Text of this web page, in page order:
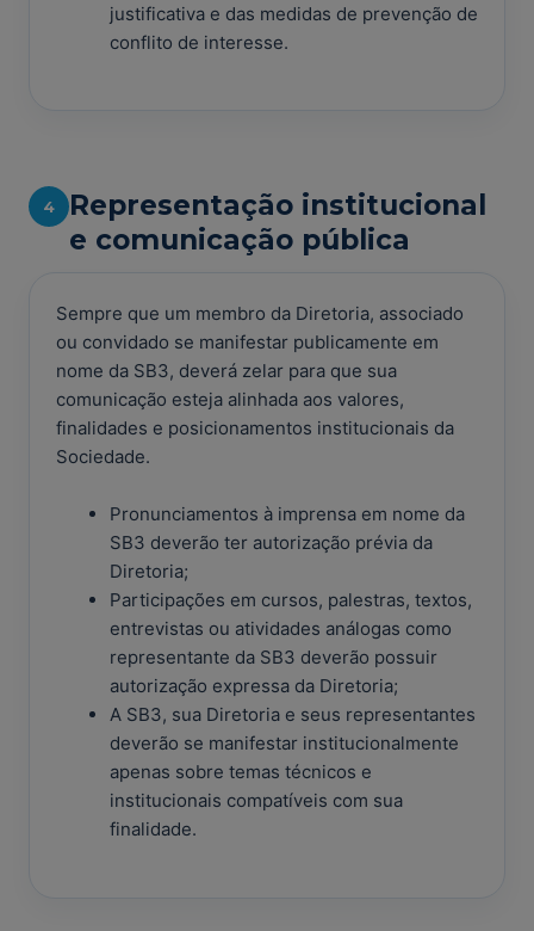
justificativa e das medidas de prevenção de
conflito de interesse.
4
Representação institucional
e comunicação pública
Sempre que um membro da Diretoria, associado
ou convidado se manifestar publicamente em
nome da SB3, deverá zelar para que sua
comunicação esteja alinhada aos valores,
finalidades e posicionamentos institucionais da
Sociedade.
Pronunciamentos à imprensa em nome da
SB3 deverão ter autorização prévia da
Diretoria;
Participações em cursos, palestras, textos,
entrevistas ou atividades análogas como
representante da SB3 deverão possuir
autorização expressa da Diretoria;
A SB3, sua Diretoria e seus representantes
deverão se manifestar institucionalmente
apenas sobre temas técnicos e
institucionais compatíveis com sua
finalidade.